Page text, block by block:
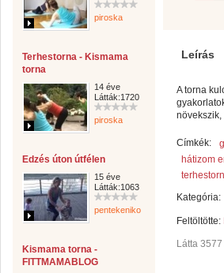
piroska
Terhestorna - Kismama
torna
14 éve
Látták:1720
piroska
Edzés úton útfélen
15 éve
Látták:1063
pentekeniko
Kismama torna -
FITTMAMABLOG
Leírás
A torna
Címkék:
hátizom
Kategória:
Feltöltötte:
Látta